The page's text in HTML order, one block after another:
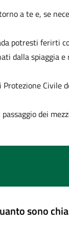
a te e, se
potresti ferirti
dalla spiaggia
Civile
dei
sono